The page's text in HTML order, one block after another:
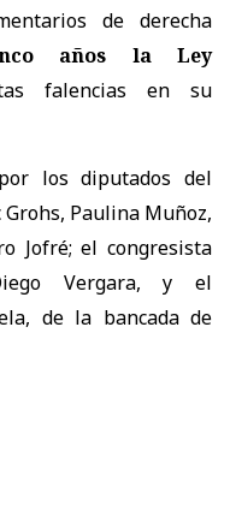
de derecha
años la Ley
falencias en su
los diputados del
Grohs, Paulina Muñoz,
Jofré; el congresista
Vergara, y el
de la bancada de